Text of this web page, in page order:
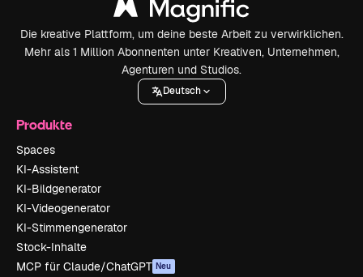
Die kreative Plattform, um deine beste Arbeit zu verwirklichen.
Mehr als 1 Million Abonnenten unter Kreativen, Unternehmen,
Agenturen und Studios.
Deutsch
Produkte
Spaces
KI-Assistent
KI-Bildgenerator
KI-Videogenerator
KI-Stimmengenerator
Stock-Inhalte
MCP für Claude/ChatGPT Neu